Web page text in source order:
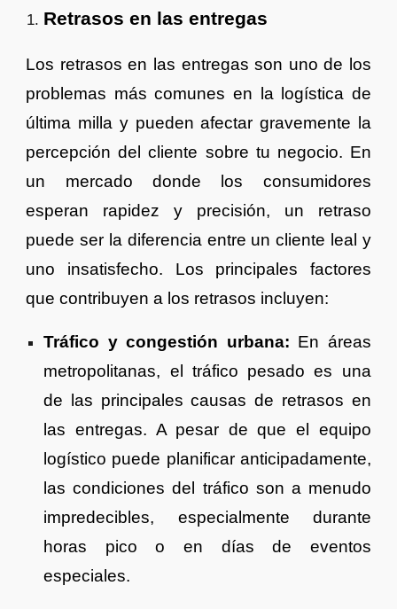
Retrasos en las entregas
Los retrasos en las entregas son uno de los
problemas más comunes en la logística de
última milla y pueden afectar gravemente la
percepción del cliente sobre tu negocio. En
un mercado donde los consumidores
esperan rapidez y precisión, un retraso
puede ser la diferencia entre un cliente leal y
uno insatisfecho. Los principales factores
que contribuyen a los retrasos incluyen:
Tráfico y congestión urbana: En áreas
metropolitanas, el tráfico pesado es una
de las principales causas de retrasos en
las entregas. A pesar de que el equipo
logístico puede planificar anticipadamente,
las condiciones del tráfico son a menudo
impredecibles, especialmente durante
horas pico o en días de eventos
especiales.